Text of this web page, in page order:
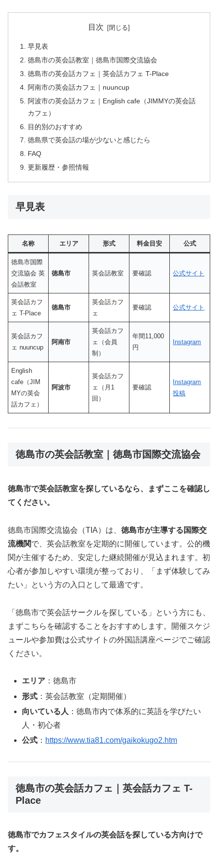
目次
早見表
徳島市の英会話教室｜徳島市国際交流協会
徳島市の英会話カフェ｜英会話カフェ T-Place
阿南市の英会話カフェ｜nuuncup
阿波市の英会話カフェ｜English cafe（JIMMYの英会話
カフェ）
目的別のおすすめ
徳島県で英会話の場が少ないと感じたら
FAQ
更新履歴・参照情報
早見表
名称 エリア 形式 料金目安 公式
徳島市国際
交流協会 英
会話教室
徳島市 英会話教室 要確認 公式サイト
英会話カフ
ェ T-Place
徳島市
英会話カフ
ェ
要確認 公式サイト
英会話カフ
ェ nuuncup
阿南市
英会話カフ
ェ（会員
制）
年間11,000
円
Instagram
English
cafe（JIM
MYの英会
話カフェ）
阿波市
英会話カフ
ェ（月1
回）
要確認
Instagram
投稿
徳島市の英会話教室｜徳島市国際交流協会
徳島市で英会話教室を探しているなら、まずここを確認し
てください。
徳島市国際交流協会（TIA）は、 徳島市が主導する国際交
流機関で、英会話教室を定期的に開催しています。公的機
関が主催するため、安定した継続開催が見込まれます。初
心者が参加しやすい環境が整っており、「まず体験してみ
たい」という方の入口として最適です。
「徳島市で英会話サークルを探している」という方にも、
まずこちらを確認することをおすすめします。開催スケジ
ュールや参加費は公式サイトの外国語講座ページでご確認
ください。
エリア ：徳島市
形式 ：英会話教室（定期開催）
向いている人 ：徳島市内で体系的に英語を学びたい
人・初心者
公式 ： https://www.tia81.com/gaikokugo2.htm
徳島市の英会話カフェ｜英会話カフェ T-
Place
徳島市でカフェスタイルの英会話を探している方向けで
す。